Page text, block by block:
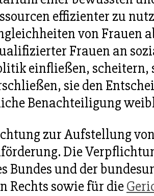
effizienter zu
von Frauen
Frauen an
einfließen, scheitern,
sie den
Benachteiligung
zur Aufstellung
Die
Bundes und der
Rechts sowie für die